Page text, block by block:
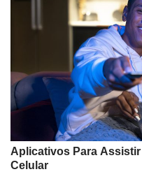
Aplicativos Para
Celular